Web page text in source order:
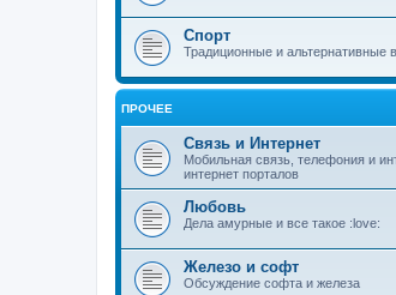
Спорт
Традиционные и альтернативные
ПРОЧЕЕ
Связь и Интернет
Мобильная связь, телефония и
интернет порталов
Любовь
Дела амурные и все такое :love:
Железо и софт
Обсуждение софта и железа